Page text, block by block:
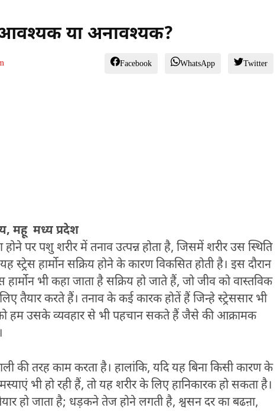
या अनावश्यक?
Facebook WhatsApp Twitter
महू मध्य प्रदेश
होने पर पशु शरीर में तनाव उत्पन्न होता है, जिसमें शरीर उस स्थिति
हार्मोन सक्रिय होने के कारण विकसित होती है। इस दौरान
हार्मोन भी कहा जाता है सक्रिय हो जाते हैं, जो जीव को वास्तविक
तैयार करते हैं। तनाव के कई कारक होतें हैं जिन्हे स्ट्रेससार भी
हम उसके व्यवहार से भी पहचान सकते हैं जैसे की आक्रामक
की तरह काम करता है। हालांकि, यदि यह बिना किसी कारण के
भी हो रही हैं, तो यह शरीर के लिए हानिकारक हो सकता है।
हो जाता है; धड़कने तेज होने लगती है, श्वसन दर का बढऩा,